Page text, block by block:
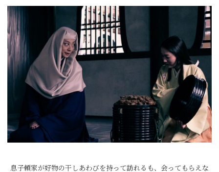
息子頼家が好物の干しあわびを持って訪れるも、会ってもらえな